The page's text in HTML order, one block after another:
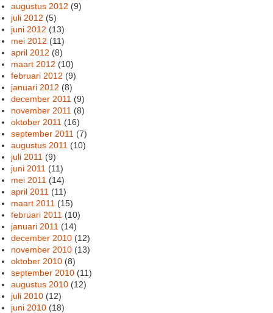
augustus 2012 (9)
juli 2012 (5)
juni 2012 (13)
mei 2012 (11)
april 2012 (8)
maart 2012 (10)
februari 2012 (9)
januari 2012 (8)
december 2011 (9)
november 2011 (8)
oktober 2011 (16)
september 2011 (7)
augustus 2011 (10)
juli 2011 (9)
juni 2011 (11)
mei 2011 (14)
april 2011 (11)
maart 2011 (15)
februari 2011 (10)
januari 2011 (14)
december 2010 (12)
november 2010 (13)
oktober 2010 (8)
september 2010 (11)
augustus 2010 (12)
juli 2010 (12)
juni 2010 (18)